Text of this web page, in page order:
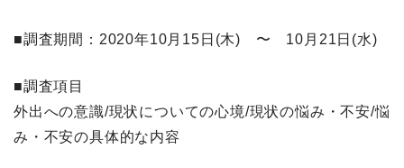
■調査期間 ：2020年10月15日(木) 〜 10月21日(水)
■調査項目
外出への意識/現状についての心境/現状の悩み・不安/悩
み・不安の具体的な内容